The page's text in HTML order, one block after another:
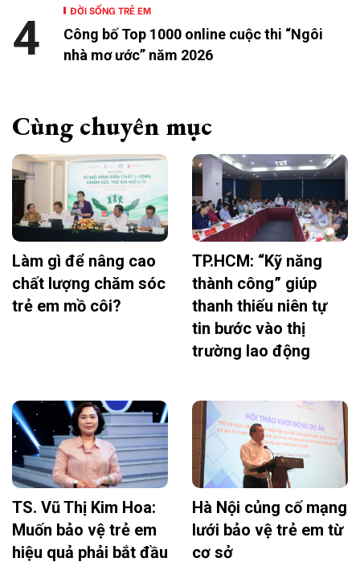
ĐỜI SỐNG TRẺ EM
Công bố Top 1000 online cuộc thi “Ngôi
nhà mơ ước” năm 2026
4
Cùng chuyên mục
Làm gì để nâng cao
chất lượng chăm sóc
trẻ em mồ côi?
TP.HCM: “Kỹ năng
thành công” giúp
thanh thiếu niên tự
tin bước vào thị
trường lao động
TS. Vũ Thị Kim Hoa:
Muốn bảo vệ trẻ em
hiệu quả phải bắt đầu
Hà Nội củng cố mạng
lưới bảo vệ trẻ em từ
cơ sở